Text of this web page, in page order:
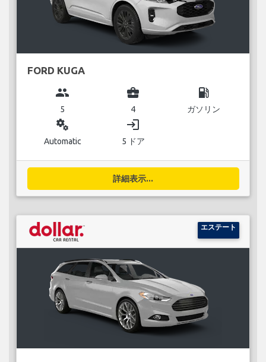
FORD KUGA
group
5
business_center
4
local_gas_station
ガソリン
miscellaneous_services
Automatic
login
5 ドア
詳細表示...
エステート